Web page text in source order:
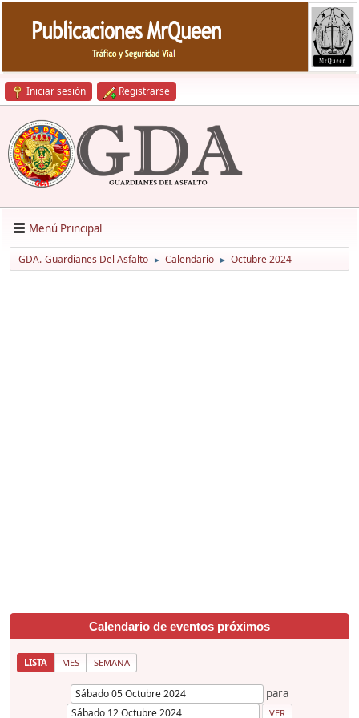
Iniciar sesión Registrarse
Menú Principal
GDA.-Guardianes Del Asfalto ► Calendario ► Octubre 2024
Calendario de eventos próximos
LISTA MES SEMANA
para